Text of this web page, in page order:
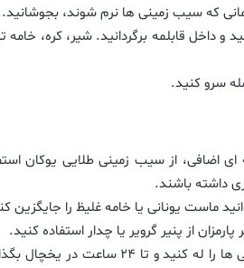
و داخل قابلمه برگردانید. شیر، کره، خامه
اضافی، از سیب زمینی طلایی یوکان
داشته باشند.
ماست یونانی یا خامه غلیظ را جایگزین
از پنیر گرویر یا چدار استفاده کنید.
* برای تهیه پیش، سیب زمینی ها